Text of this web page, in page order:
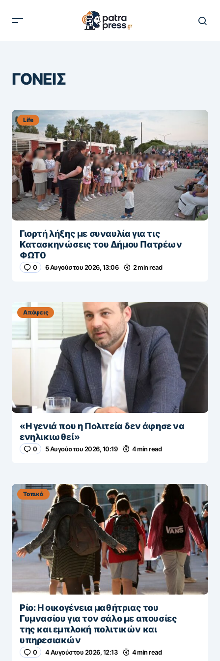
ΓΟΝΕΙΣ
Life
Γιορτή λήξης με συναυλία για τις
Κατασκηνώσεις του Δήμου Πατρέων
ΦΩΤ0
0 6 Αυγούστου 2026, 13:06 2 min read
Απόψεις
«Η γενιά που η Πολιτεία δεν άφησε να
ενηλικιωθεί»
0 5 Αυγούστου 2026, 10:19 4 min read
Τοπικά
Ρίο: Η οικογένεια μαθήτριας του
Γυμνασίου για τον σάλο με απουσίες
της και εμπλοκή πολιτικών και
υπηρεσιακών
0 4 Αυγούστου 2026, 12:13 4 min read